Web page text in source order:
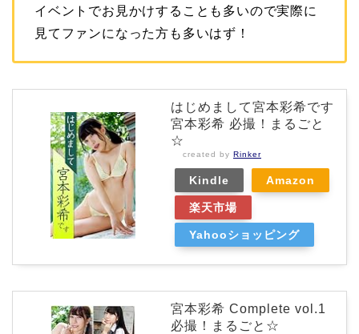
イベントでお見かけすることも多いので実際に
見てファンになった方も多いはず！
はじめまして宮本彩希です
宮本彩希 必撮！まるごと
☆
created by Rinker
Kindle Amazon
楽天市場
Yahooショッピング
宮本彩希 Complete vol.1
必撮！まるごと☆